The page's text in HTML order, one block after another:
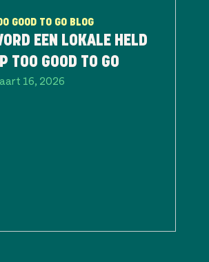
GOOD TO GO BLOG
EEN LOKALE HELD
TOO GOOD TO GO
16, 2026